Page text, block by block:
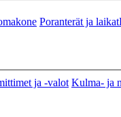
Poranterät ja laikat
ja -valot Kulma- ja